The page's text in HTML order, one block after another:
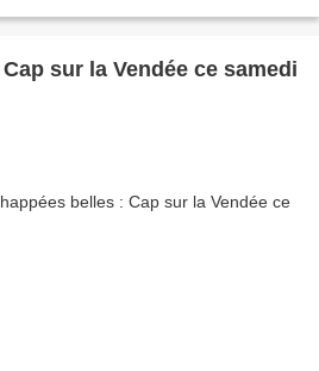
sur la Vendée ce samedi